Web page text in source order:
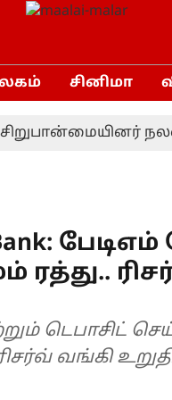
சினிமா
நலன்
Bank:
ரத்து..
டெபாசிட்
வங்கி